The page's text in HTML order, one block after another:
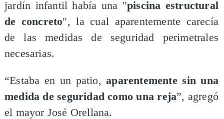
jardín infantil había una "piscina estructural
de concreto", la cual aparentemente carecía
de las medidas de seguridad perimetrales
necesarias.
“Estaba en un patio,aparentemente sin una
medida de seguridad como una reja”, agregó
el mayor José Orellana.